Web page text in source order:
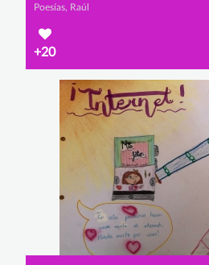
Poesías, Raúl
+20